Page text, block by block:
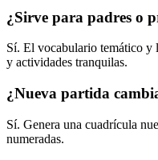
¿Sirve para padres o
Sí. El vocabulario temático y
y actividades tranquilas.
¿Nueva partida
Sí. Genera una cuadrícula
numeradas.